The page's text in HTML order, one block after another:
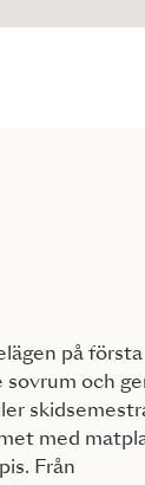
på första
och
med
Från